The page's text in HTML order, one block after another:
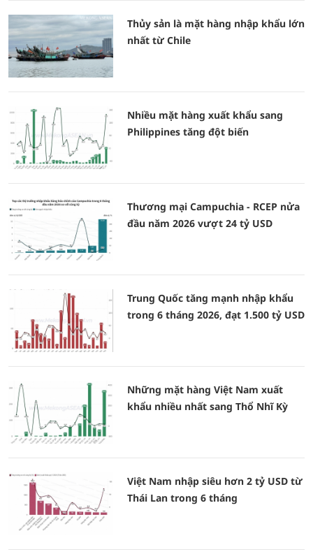
Thủy sản là mặt hàng nhập khẩu lớn
nhất từ Chile
Nhiều mặt hàng xuất khẩu sang
Philippines tăng đột biến
Thương mại Campuchia - RCEP nửa
đầu năm 2026 vượt 24 tỷ USD
Trung Quốc tăng mạnh nhập khẩu
trong 6 tháng 2026, đạt 1.500 tỷ USD
Những mặt hàng Việt Nam xuất
khẩu nhiều nhất sang Thổ Nhĩ Kỳ
Việt Nam nhập siêu hơn 2 tỷ USD từ
Thái Lan trong 6 tháng